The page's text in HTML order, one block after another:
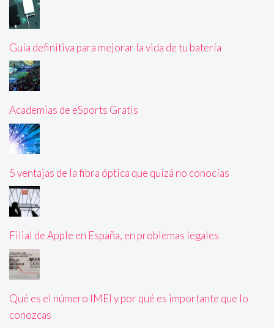
Guía definitiva para mejorar la vida de tu batería
Academias de eSports Gratis
5 ventajas de la fibra óptica que quizá no conocías
Filial de Apple en España, en problemas legales
Qué es el número IMEI y por qué es importante que lo
conozcas